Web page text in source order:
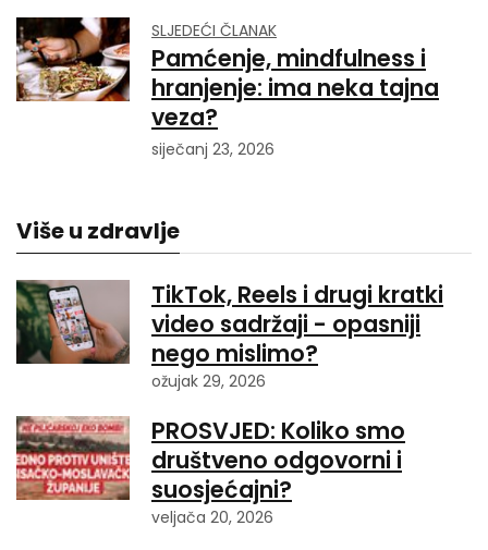
SLJEDEĆI ČLANAK
Pamćenje, mindfulness i
hranjenje: ima neka tajna
veza?
siječanj 23, 2026
Više u zdravlje
TikTok, Reels i drugi kratki
video sadržaji - opasniji
nego mislimo?
ožujak 29, 2026
PROSVJED: Koliko smo
društveno odgovorni i
suosjećajni?
veljača 20, 2026